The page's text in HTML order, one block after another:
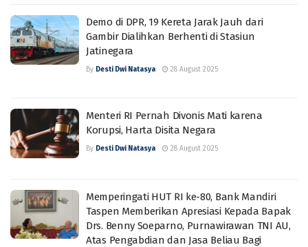
Demo di DPR, 19 Kereta Jarak Jauh dari
Gambir Dialihkan Berhenti di Stasiun
Jatinegara
By Desti Dwi Natasya 28 August 2025
Menteri RI Pernah Divonis Mati karena
Korupsi, Harta Disita Negara
By Desti Dwi Natasya 28 August 2025
Memperingati HUT RI ke-80, Bank Mandiri
Taspen Memberikan Apresiasi Kepada Bapak
Drs. Benny Soeparno, Purnawirawan TNI AU,
Atas Pengabdian dan Jasa Beliau Bagi